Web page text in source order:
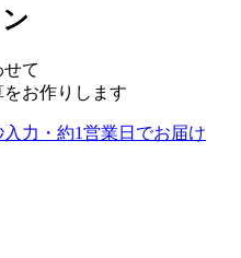
て
お作りします
入力・約1営業日でお届け